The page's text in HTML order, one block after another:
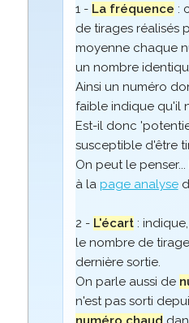
1 - La fréquence :
de tirages réalisés
moyenne chaque
un nombre
Ainsi un numéro
faible indique qu'il
Est-il donc
susceptible d'être
On peut le
à la page analyse
2 - L'écart:
le nombre de
dernière sortie.
On parle aussi de
n'est pas sorti